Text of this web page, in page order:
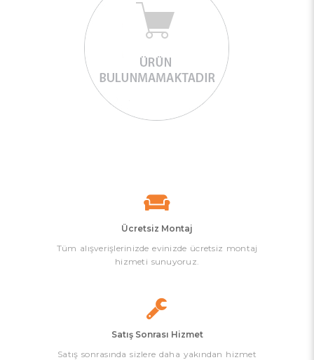
Ücretsiz Montaj
Tüm alışverişlerinizde evinizde ücretsiz montaj
hizmeti sunuyoruz.
Satış Sonrası Hizmet
Satış sonrasında sizlere daha yakından hizmet